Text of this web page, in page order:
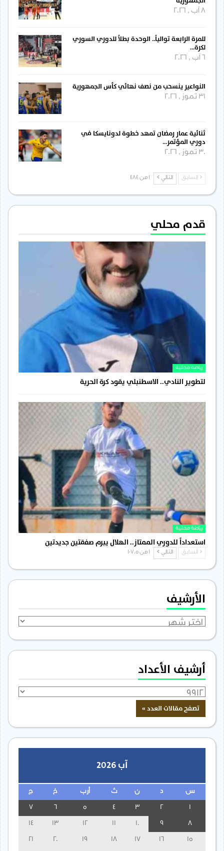
للمرة الرابعة توالياً.. الوحدة بطلاً للدوري السوري
لكرة…
النواعير ينسحب من نصف نهائي كأس الجمهورية
31 تموز , 2026
ثنائية عمار رمضان تمهد خطوة لدونايسكا في
دوري المؤتمر…
30 تموز , 2026
السابق التالي
قدم محلي
رياضة محلية
لتطوير النادي.. الاسطنبلي يقود كرة الحرية
رياضة محلية
استعداداً للدوري الممتاز.. الهلال يبرم صفقتين جديدتين
السابق التالي
الأرشيف
الأرشيف
أرشيف الأعداد
آب 2026
س ن ث أرب خ ج
3
13
14
15
16
17
18
19
20
21